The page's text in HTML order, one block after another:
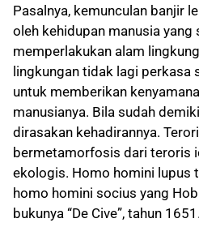
Pasalnya, kemunculan banjir
oleh kehidupan manusia yang
memperlakukan alam
lingkungan tidak lagi perkasa
untuk memberikan
manusianya. Bila sudah
dirasakan kehadirannya.
bermetamorfosis dari teroris
ekologis. Homo homini lupus
homo homini socius yang
bukunya “De Cive”, tahun 1651.